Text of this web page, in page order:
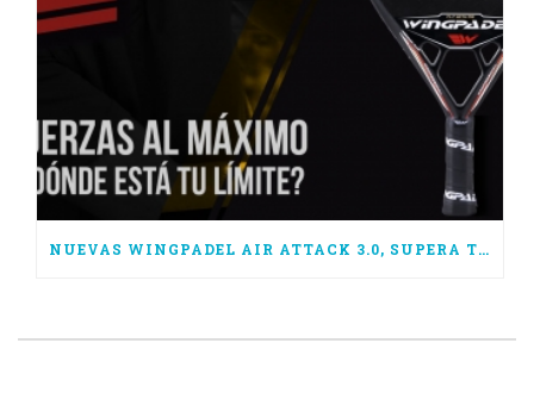
NUEVAS WINGPADEL AIR ATTACK 3.0, SUPERA TUS LÍMITES